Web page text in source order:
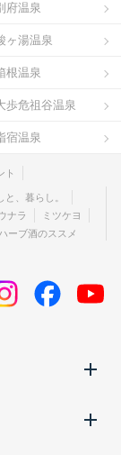
府温泉
ヶ湯温泉
根温泉
歩危祖谷温泉
宿温泉
ト
と、暮らし。
ナラ
ミツケヨ
ーブ酒のススメ